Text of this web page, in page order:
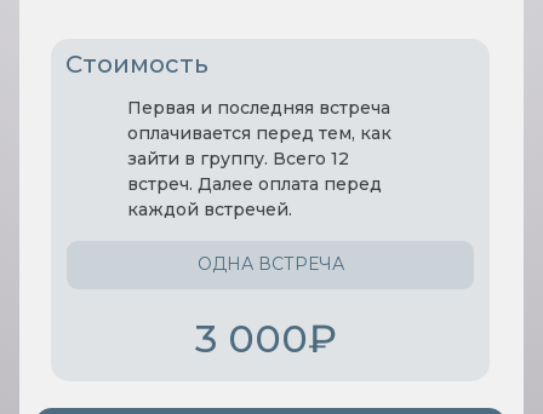
Стоимость
Первая и последняя встреча
оплачивается перед тем, как
зайти в группу. Всего 12
встреч. Далее оплата перед
каждой встречей.
ОДНА ВСТРЕЧА
3 000₽